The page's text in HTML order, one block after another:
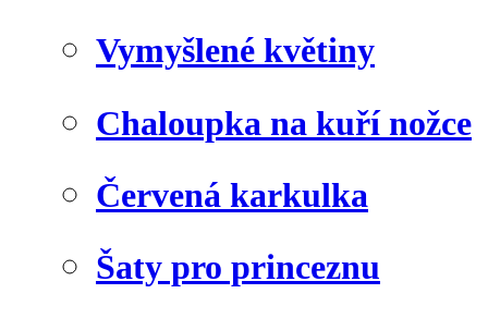
Vymyšlené květiny
Chaloupka na kuří nožce
Červená karkulka
Šaty pro princeznu